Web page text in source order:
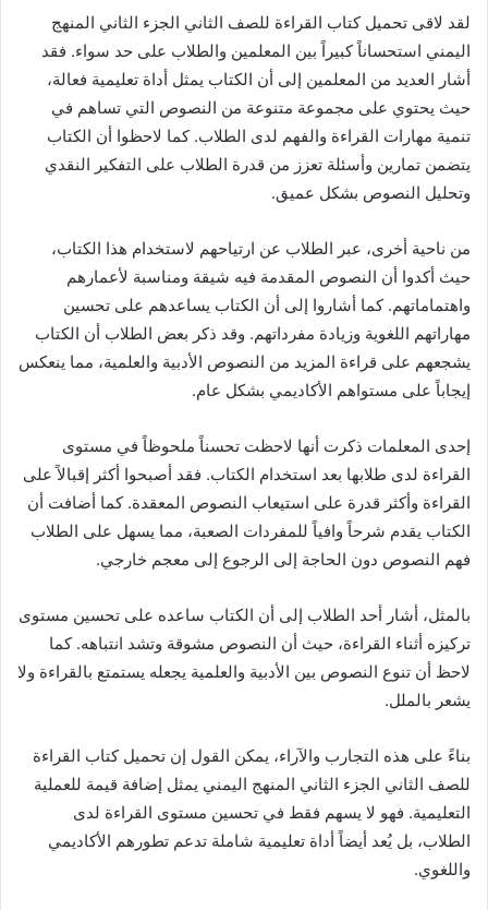
لقد لاقى تحميل كتاب القراءة للصف الثاني الجزء الثاني المنهج
اليمني استحساناً كبيراً بين المعلمين والطلاب على حد سواء. فقد
أشار العديد من المعلمين إلى أن الكتاب يمثل أداة تعليمية فعالة،
حيث يحتوي على مجموعة متنوعة من النصوص التي تساهم في
تنمية مهارات القراءة والفهم لدى الطلاب. كما لاحظوا أن الكتاب
يتضمن تمارين وأسئلة تعزز من قدرة الطلاب على التفكير النقدي
وتحليل النصوص بشكل عميق.
من ناحية أخرى، عبر الطلاب عن ارتياحهم لاستخدام هذا الكتاب،
حيث أكدوا أن النصوص المقدمة فيه شيقة ومناسبة لأعمارهم
واهتماماتهم. كما أشاروا إلى أن الكتاب يساعدهم على تحسين
مهاراتهم اللغوية وزيادة مفرداتهم. وقد ذكر بعض الطلاب أن الكتاب
يشجعهم على قراءة المزيد من النصوص الأدبية والعلمية، مما ينعكس
إيجاباً على مستواهم الأكاديمي بشكل عام.
إحدى المعلمات ذكرت أنها لاحظت تحسناً ملحوظاً في مستوى
القراءة لدى طلابها بعد استخدام الكتاب. فقد أصبحوا أكثر إقبالاً على
القراءة وأكثر قدرة على استيعاب النصوص المعقدة. كما أضافت أن
الكتاب يقدم شرحاً وافياً للمفردات الصعبة، مما يسهل على الطلاب
فهم النصوص دون الحاجة إلى الرجوع إلى معجم خارجي.
بالمثل، أشار أحد الطلاب إلى أن الكتاب ساعده على تحسين مستوى
تركيزه أثناء القراءة، حيث أن النصوص مشوقة وتشد انتباهه. كما
لاحظ أن تنوع النصوص بين الأدبية والعلمية يجعله يستمتع بالقراءة ولا
يشعر بالملل.
بناءً على هذه التجارب والآراء، يمكن القول إن تحميل كتاب القراءة
للصف الثاني الجزء الثاني المنهج اليمني يمثل إضافة قيمة للعملية
التعليمية. فهو لا يسهم فقط في تحسين مستوى القراءة لدى
الطلاب، بل يُعد أيضاً أداة تعليمية شاملة تدعم تطورهم الأكاديمي
واللغوي.